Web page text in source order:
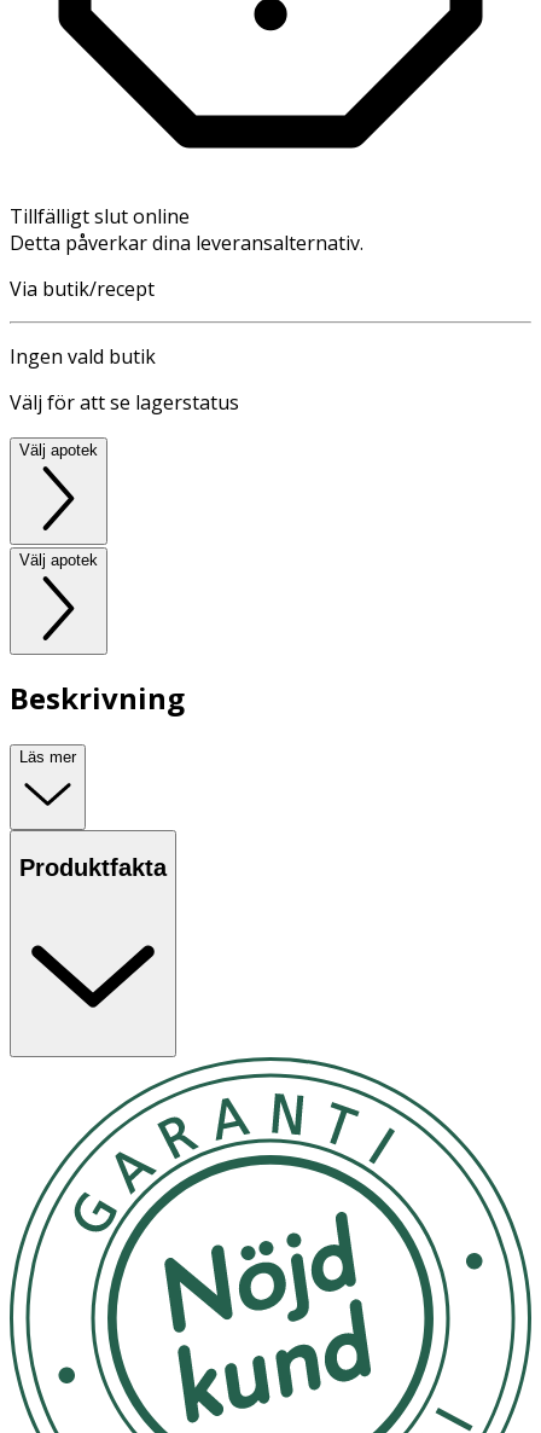
Tillfälligt slut online
Detta påverkar dina leveransalternativ.
Via butik/recept
Ingen vald butik
Välj för att se lagerstatus
Välj apotek
Välj apotek
Beskrivning
Läs mer
Produktfakta